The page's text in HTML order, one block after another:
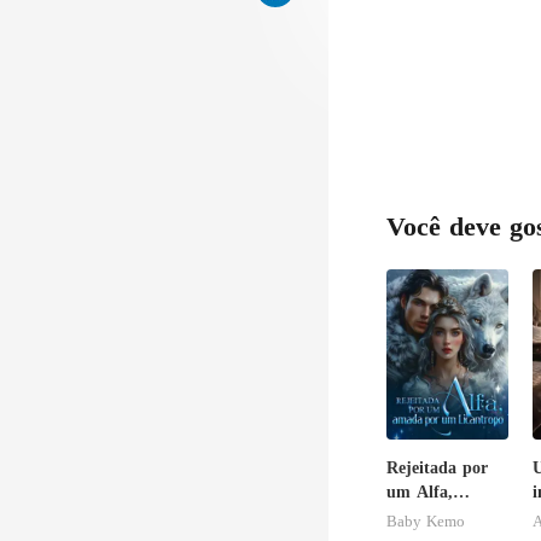
Você deve
Rejeitada por
um Alfa,
amada por um
Baby Kemo